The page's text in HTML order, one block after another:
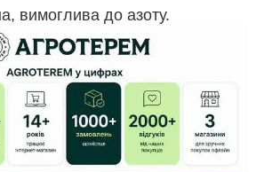
вимоглива до азоту.